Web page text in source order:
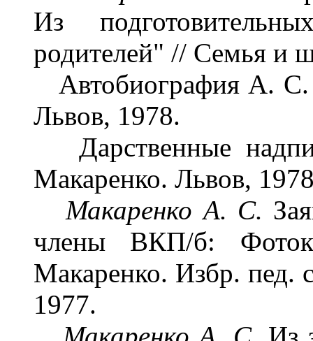
Из
родителей" // Семья и
Автобиография А.
Львов, 1978.
Дарственные
Макаренко. Львов,
Макаренко А. С.
члены ВКП/б:
Макаренко. Избр. пед.
1977.